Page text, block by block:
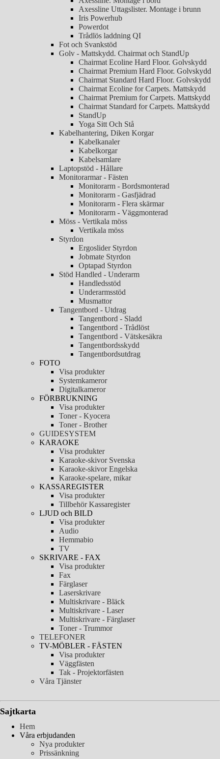
Axessline Uttagslister. Montage i brunn
Iris Powerhub
Powerdot
Trådlös laddning QI
Fot och Svankstöd
Golv - Mattskydd. Chairmat och StandUp
Chairmat Ecoline Hard Floor. Golvskydd
Chairmat Premium Hard Floor. Golvskydd
Chairmat Standard Hard Floor. Golvskydd
Chairmat Ecoline for Carpets. Mattskydd
Chairmat Premium for Carpets. Mattskydd
Chairmat Standard for Carpets. Mattskydd
StandUp
Yoga Sitt Och Stå
Kabelhantering, Diken Korgar
Kabelkanaler
Kabelkorgar
Kabelsamlare
Laptopstöd - Hållare
Monitorarmar - Fästen
Monitorarm - Bordsmonterad
Monitorarm - Gasfjädrad
Monitorarm - Flera skärmar
Monitorarm - Väggmonterad
Möss - Vertikala möss
Vertikala möss
Styrdon
Ergoslider Styrdon
Jobmate Styrdon
Optapad Styrdon
Stöd Handled - Underarm
Handledsstöd
Underarmsstöd
Musmattor
Tangentbord - Utdrag
Tangentbord - Sladd
Tangentbord - Trådlöst
Tangentbord - Vätskesäkra
Tangentbordsskydd
Tangentbordsutdrag
FOTO
Visa produkter
Systemkameror
Digitalkameror
FÖRBRUKNING
Visa produkter
Toner - Kyocera
Toner - Brother
GUIDESYSTEM
KARAOKE
Visa produkter
Karaoke-skivor Svenska
Karaoke-skivor Engelska
Karaoke-spelare, mikar
KASSAREGISTER
Visa produkter
Tillbehör Kassaregister
LJUD och BILD
Visa produkter
Audio
Hemmabio
TV
SKRIVARE - FAX
Visa produkter
Fax
Färglaser
Laserskrivare
Multiskrivare - Bläck
Multiskrivare - Laser
Multiskrivare - Färglaser
Toner - Trummor
TELEFONER
TV-MÖBLER - FÄSTEN
Visa produkter
Väggfästen
Tak - Projektorfästen
Våra Tjänster
Sajtkarta
Hem
Våra erbjudanden
Nya produkter
Prissänkning